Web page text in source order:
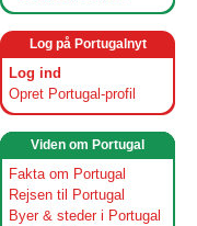
Log på Portugalnyt
Log ind
Opret Portugal-profil
Viden om Portugal
Fakta om Portugal
Rejsen til Portugal
Byer & steder i Portugal